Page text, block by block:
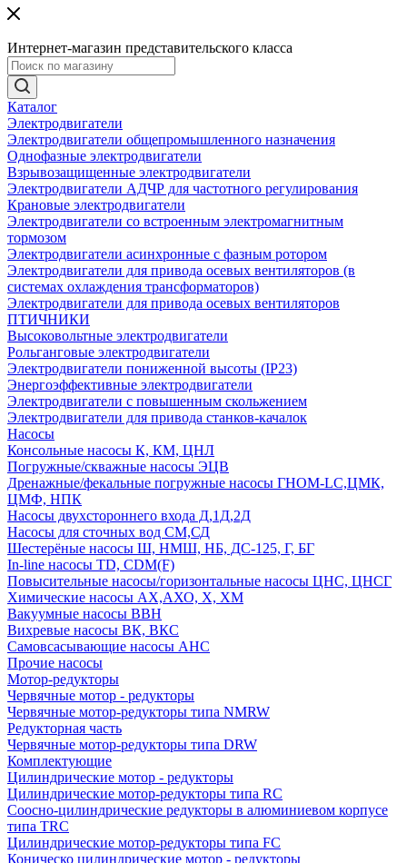
Интернет-магазин представительского класса
Каталог
Электродвигатели
Электродвигатели общепромышленного назначения
Однофазные электродвигатели
Взрывозащищенные электродвигатели
Электродвигатели АДЧР для частотного регулирования
Крановые электродвигатели
Электродвигатели со встроенным электромагнитным
тормозом
Электродвигатели асинхронные с фазным ротором
Электродвигатели для привода осевых вентиляторов (в
системах охлаждения трансформаторов)
Электродвигатели для привода осевых вентиляторов
ПТИЧНИКИ
Высоковольтные электродвигатели
Рольганговые электродвигатели
Электродвигатели пониженной высоты (IP23)
Энергоэффективные электродвигатели
Электродвигатели с повышенным скольжением
Электродвигатели для привода станков-качалок
Насосы
Консольные насосы К, КМ, ЦНЛ
Погружные/скважные насосы ЭЦВ
Дренажные/фекальные погружные насосы ГНОМ-LC,ЦМК,
ЦМФ, НПК
Насосы двухстороннего входа Д,1Д,2Д
Насосы для сточных вод СМ,СД
Шестерёные насосы Ш, НМШ, НБ, ДС-125, Г, БГ
In-line насосы TD, CDM(F)
Повысительные насосы/горизонтальные насосы ЦНС, ЦНСГ
Химические насосы АХ,АХО, Х, ХМ
Вакуумные насосы ВВН
Вихревые насосы ВК, ВКС
Самовсасывающие насосы АНС
Прочие насосы
Мотор-редукторы
Червячные мотор - редукторы
Червячные мотор-редукторы типа NMRW
Редукторная часть
Червячные мотор-редукторы типа DRW
Комплектующие
Цилиндрические мотор - редукторы
Цилиндрические мотор-редукторы типа RC
Соосно-цилиндрические редукторы в алюминиевом корпусе
типа TRC
Цилиндрические мотор-редукторы типа FC
Коническо цилиндрические мотор - редукторы